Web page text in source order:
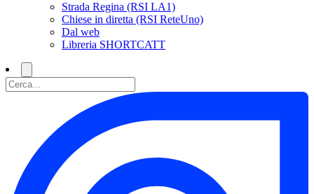
Strada Regina (RSI LA1)
Chiese in diretta (RSI ReteUno)
Dal web
Libreria SHORTCATT